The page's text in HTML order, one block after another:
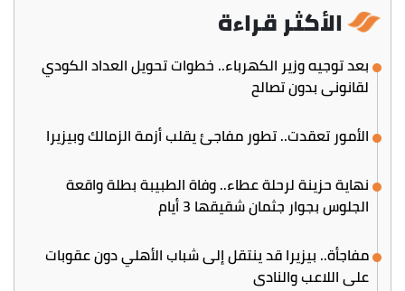
الأكثر قراءة
بعد توجيه وزير الكهرباء.. خطوات تحويل العداد الكودي
لقانوني بدون تصالح
الأمور تعقدت.. تطور مفاجئ يقلب أزمة الزمالك وبيزيرا
نهاية حزينة لرحلة عطاء.. وفاة الطبيبة بطلة واقعة
الجلوس بجوار جثمان شقيقها 3 أيام
مفاجأة.. بيزيرا قد ينتقل إلى شباب الأهلي دون عقوبات
على اللاعب والنادي